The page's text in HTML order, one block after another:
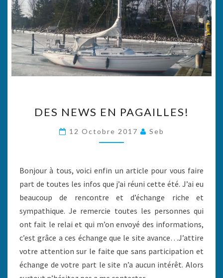
NEWS
EN
PAGAILLES!
DES NEWS EN PAGAILLES!
12 Octobre 2017 Seb
Bonjour à tous, voici enfin un article pour vous faire
part de toutes les infos que j’ai réuni cette été. J’ai eu
beaucoup de rencontre et d’échange riche et
sympathique. Je remercie toutes les personnes qui
ont fait le relai et qui m’on envoyé des informations,
c’est grâce a ces échange que le site avance…J’attire
votre attention sur le faite que sans participation et
échange de votre part le site n’a aucun intérêt. Alors